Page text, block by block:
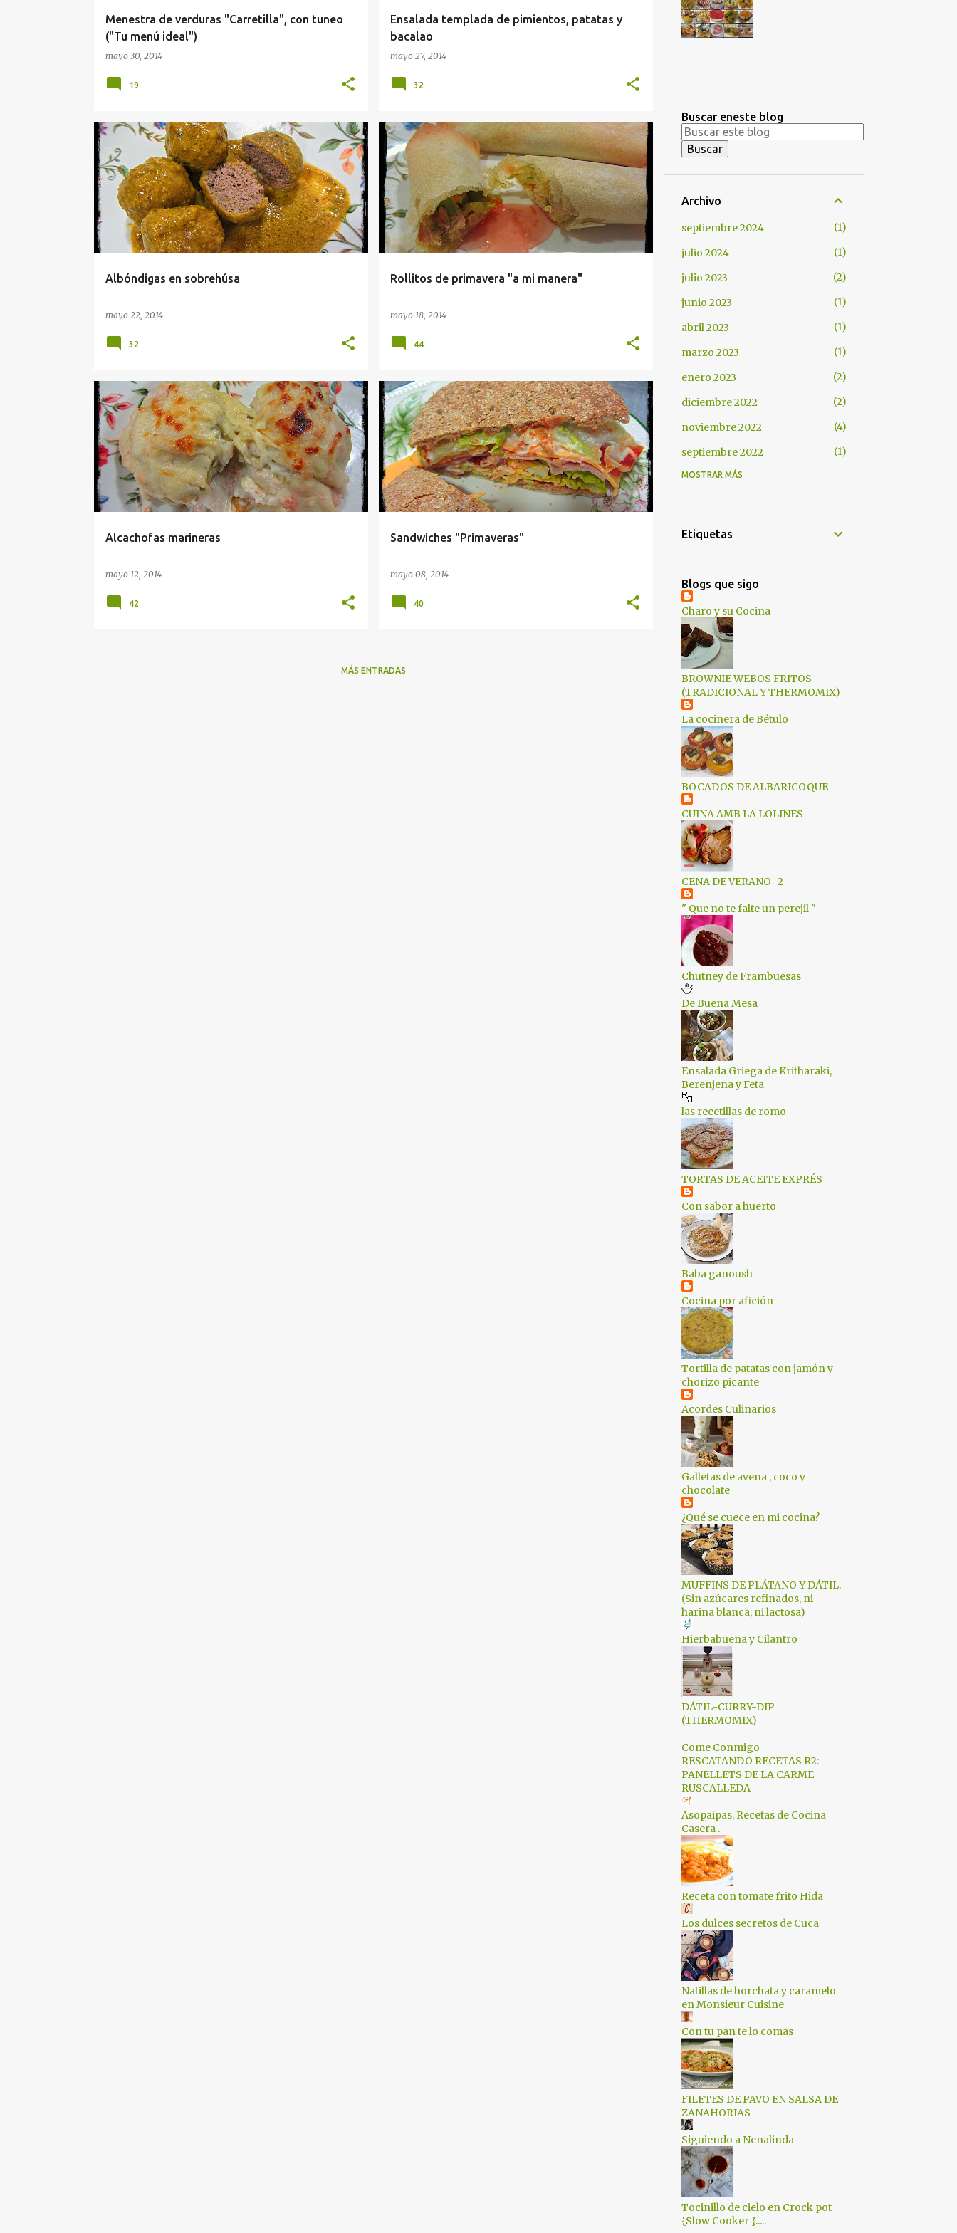
Menestra de verduras "Carretilla", con tuneo
("Tu menú ideal")
mayo 30, 2014
19
Ensalada templada de pimientos, patatas y
bacalao
mayo 27, 2014
32
Albóndigas en sobrehúsa
mayo 22, 2014
CARNE SEGUNDOS PLATOS TERNERA THERMOMIX
+
TRADICIONAL
32
Rollitos de primavera "a mi manera"
mayo 18, 2014
CENAS COCINA INTERNACIONAL COSAS RELLENAS
HORNO PICOTEOS +
PRIMEROS PLATOS
44
Alcachofas marineras
mayo 12, 2014
HORNO PESCADO PRIMEROS PLATOS
TRADICIONAL +
VERDURAS
42
Sandwiches "Primaveras"
mayo 08, 2014
BOCADILLOS CENAS SANDWICHES
40
MÁS ENTRADAS
Buscar eneste blog
Archivo
septiembre 2024
1
julio 2024
1
julio 2023
2
junio 2023
1
abril 2023
1
marzo 2023
1
enero 2023
2
diciembre 2022
2
noviembre 2022
4
septiembre 2022
1
junio 2022
enero 2022
octubre 2021
septiembre 2021
julio 2021
junio 2021
mayo 2021
marzo 2021
1
enero 2021
diciembre 2020
octubre 2020
septiembre 2020
mayo 2020
abril 2020
marzo 2020
febrero 2020
enero 2020
diciembre 2019
octubre 2019
septiembre 2019
agosto 2019
julio 2019
junio 2019
mayo 2019
abril 2019
marzo 2019
febrero 2019
enero 2019
diciembre 2018
septiembre 2018
julio 2018
marzo 2018
febrero 2018
enero 2018
diciembre 2017
noviembre 2017
octubre 2017
septiembre 2017
agosto 2017
julio 2017
mayo 2017
abril 2017
marzo 2017
febrero 2017
enero 2017
diciembre 2016
noviembre 2016
octubre 2016
septiembre 2016
junio 2016
mayo 2016
abril 2016
marzo 2016
febrero 2016
enero 2016
diciembre 2015
noviembre 2015
octubre 2015
septiembre 2015
agosto 2015
julio 2015
junio 2015
mayo 2015
abril 2015
4
marzo 2015
febrero 2015
enero 2015
diciembre 2014
noviembre 2014
MOSTRAR MÁS
Etiquetas
Blogs que sigo
Charo y su Cocina
BROWNIE WEBOS FRITOS
(TRADICIONAL Y THERMOMIX)
La cocinera de Bétulo
BOCADOS DE ALBARICOQUE
CUINA AMB LA LOLINES
CENA DE VERANO -2-
" Que no te falte un perejil "
Chutney de Frambuesas
De Buena Mesa
Ensalada Griega de Kritharaki,
Berenjena y Feta
las recetillas de romo
TORTAS DE ACEITE EXPRÉS
Con sabor a huerto
Baba ganoush
Cocina por afición
Tortilla de patatas con jamón y
chorizo picante
Acordes Culinarios
Galletas de avena , coco y
chocolate
¿Qué se cuece en mi cocina?
MUFFINS DE PLÁTANO Y DÁTIL.
(Sin azúcares refinados, ni
harina blanca, ni lactosa)
Hierbabuena y Cilantro
DÁTIL-CURRY-DIP
(THERMOMIX)
Come Conmigo
RESCATANDO RECETAS R2:
PANELLETS DE LA CARME
RUSCALLEDA
Asopaipas. Recetas de Cocina
Casera .
Receta con tomate frito Hida
Los dulces secretos de Cuca
Natillas de horchata y caramelo
en Monsieur Cuisine
Con tu pan te lo comas
FILETES DE PAVO EN SALSA DE
ZANAHORIAS
Siguiendo a Nenalinda
Tocinillo de cielo en Crock pot
{Slow Cooker }.....